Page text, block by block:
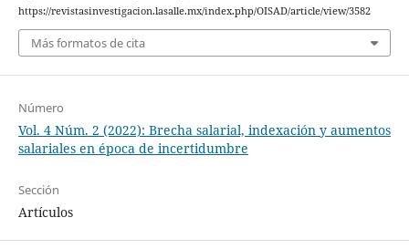
https://revistasinvestigacion.lasalle.mx/index.php/OISAD/article/view/3582
Más formatos de cita
Número
Vol. 4 Núm. 2 (2022): Brecha salarial, indexación y aumentos
salariales en época de incertidumbre
Sección
Artículos